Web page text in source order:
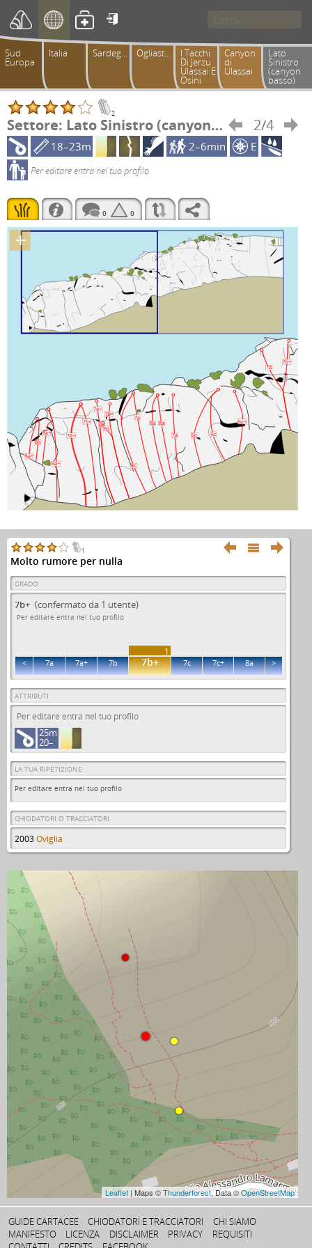

Sud
Europa
Italia Sardegna Ogliastra I Tacchi
Di Jerzu
Ulassai E
Osini
Canyon
di
Ulassai
Lato
Sinistro
(canyon
basso)
2
Settore: Lato Sinistro (canyon basso)  2/4

18–23m
2–6min E
Per editare entra nel tuo profilo
0 0
+
6a+
6b
6a+
6a+
7b+
7b+
6b
7a+
6b
7b+
6c
7a
8a 8a
7a 6c 6c
6c+
7a
7b+
Leaflet | Maps ©Thunderforest, Data ©OpenStreetMap
  
1
Molto rumore per nulla
GRADO
7b+ (confermato da 1 utente)
Per editare entra nel tuo profilo
1
< 7a 7a+ 7b 7b+ 7c 7c+ 8a >
ATTRIBUTI
Per editare entra nel tuo profilo
25m
20–
LA TUA RIPETIZIONE
Per editare entra nel tuo profilo
CHIODATORI O TRACCIATORI
2003Oviglia
GUIDE CARTACEE CHIODATORI E TRACCIATORI
CHI SIAMO
MANIFESTO
LICENZA DISCLAIMER PRIVACY
REQUISITI